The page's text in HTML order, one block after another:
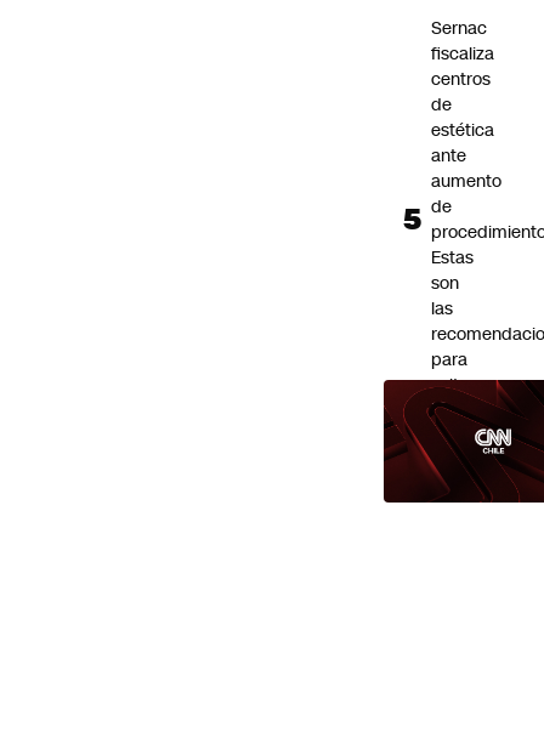
Sernac
fiscaliza
centros
de
estética
ante
aumento
de
Estas
son
las
para
evitar
riesgos